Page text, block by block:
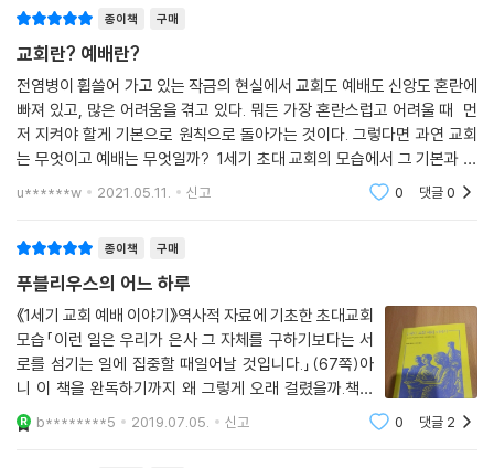
---「아굴라와 브리스가 부부와 만나다」중에서
아굴라가 계속 말을 이었다. “그분은 우리를 위해 자신을 희생 제물로 드리
시기 직전에 제자들과 더불어 우리가 지금 하는 것과 마찬가지로 식사하셨
습니다. 식사 중에 그들에게 빵을 나눠 주시며 그것이 자신을 나타내는 것
이라고 하셨습니다. 몸이 살려면 빵이 필요하듯, 참 생명을 경험하려면 더
욱 그분이 필요합니다. 그러므로 우리 역시 이를 행합니다. 이는 바로 그분
이 우리가 계속함께 먹기를 바라시기 때문이고, 오늘 우리가 함께 모인이
없었다. 게다가 아굴라는 이 사람이 처형을 받은 후에 실제로 다시 살아났
다고까지 말했다. 내 귀를 의심하지 않을 수 없었지만, 아굴라가 한 말은 정
확히 그랬다! 그는 죽은 다음 살아나서 자기 아버지에게로 갔고, 이로 말미
암아 그는 누구든지 자기를 따르는 자에게 자기 생명을 줄 수 있는 위치에
서게 되었다는 것이다. 그들이 어디에 있든, 그 수가 얼마든 상관없이 말이
다. 이를테면, 그의 일부가 그를 따르는 자들 속에 살아 있다는 말이었다.
최소한 나는 그렇게 이해했다.
---「주의 만찬에 참여하다」중에서
종이책 구매
교회란? 예배란?
전염병이 휩쓸어 가고 있는 작금의 현실에서 교회도 예배도 신앙도 혼란에
빠져 있고, 많은 어려움을 겪고 있다. 뭐든 가장 혼란스럽고 어려울 때 먼
저 지켜야 할게 기본으로 원칙으로 돌아가는 것이다. 그렇다면 과연 교회
는 무엇이고 예배는 무엇일까? 1세기 초대 교회의 모습에서 그 기본과 원
u******w 2021.05.11. 신고 0 댓글0
종이책 구매
푸블리우스의 어느 하루
《1세기 교회 예배 이야기》역사적 자료에 기초한 초대교회
모습「이런 일은 우리가 은사 그 자체를 구하기보다는 서
로를 섬기는 일에 집중할 때일어날 것입니다.」(67쪽)아
니 이 책을 완독하기까지 왜 그렇게 오래 걸렸을까.책을
작년 이맘때 구매하고 앞부분을 읽었다.1년동안 책꽂이에
서 꺼냈다가 다시 넣었다가를 몇 차례 반복.그러다가 어제
b********5 2019.07.05. 신고 0 댓글 2